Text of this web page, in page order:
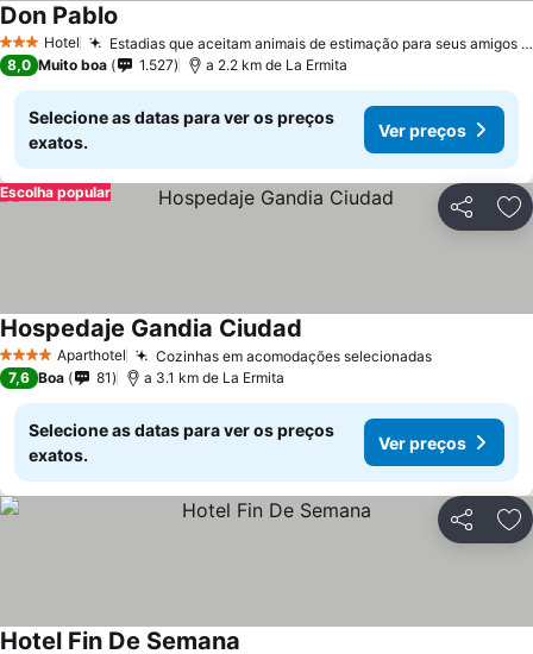
3 EstrelasHotel Estadias que aceitam animais de estimação para seus amigos peludos
Don Pablo
8,0 Muito boa 1.527 a 2.2 km de La Ermita
Selecione as datas para ver os preços
exatos.
Ver preços
Partilhar
Escolha popular
4 EstrelasAparthotel Cozinhas em acomodações selecionadasVer preços
Hospedaje Gandia Ciudad
7,6 Boa 81 a 3.1 km de La Ermita
Selecione as datas para ver os preços
exatos.
Ver preços
Partilhar
Hotel Fin De Semana